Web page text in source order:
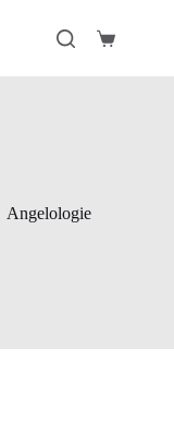
Coș
Angelologie